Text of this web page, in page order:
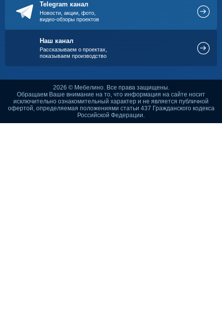
Telegram канал
Новости, акции, фото,
видео-обзоры проектов
Наш канал
Рассказываем о проектах,
показываем производство
2026 © Мебелино. Все права защищены.
Обращаем Ваше внимание на то, что информация на сайте носит
исключительно ознакомительный характер и не является публичной
офертой, определяемая положениями статьи 437 Гражданского кодекса
Российской Федерации.